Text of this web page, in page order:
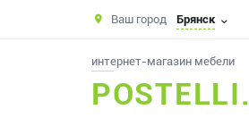
Ваш город Брянск
интернет-магазин мебели
POSTELLI.